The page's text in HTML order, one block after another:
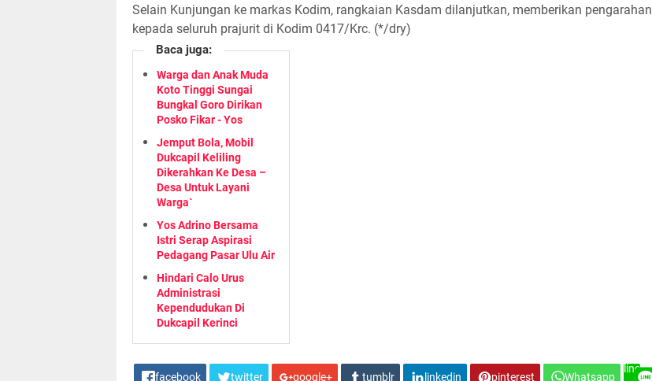
Selain Kunjungan ke markas Kodim, rangkaian Kasdam dilanjutkan, memberikan pengarahan
kepada seluruh prajurit di Kodim 0417/Krc. (*/dry)
Baca juga:
Warga dan Anak Muda
Koto Tinggi Sungai
Bungkal Goro Dirikan
Posko Fikar - Yos
Jemput Bola, Mobil
Dukcapil Keliling
Dikerahkan Ke Desa –
Desa Untuk Layani
Warga`
Yos Adrino Bersama
Istri Serap Aspirasi
Pedagang Pasar Ulu Air
Hindari Calo Urus
Administrasi
Kependudukan Di
Dukcapil Kerinci
facebook twitter google+ tumblr linkedin pinterest Whatsapp
line